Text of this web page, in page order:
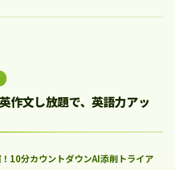
作文し放題で、英語力アッ
！10分カウントダウンAI添削トライア